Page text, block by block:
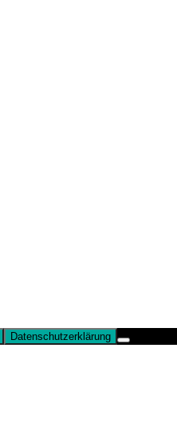
Datenschutzerklärung